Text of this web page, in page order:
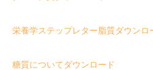
栄養学ステップレター脂質ダウンロ
糖質についてダウンロード